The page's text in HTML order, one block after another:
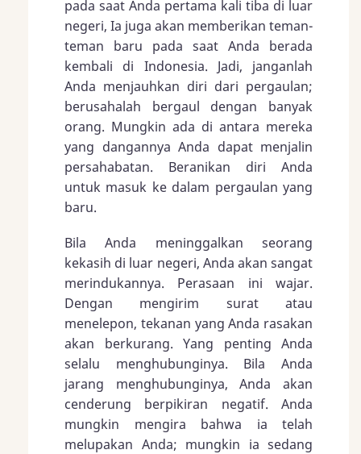
pada saat Anda pertama kali tiba di luar
negeri, Ia juga akan memberikan teman-
teman baru pada saat Anda berada
kembali di Indonesia. Jadi, janganlah
Anda menjauhkan diri dari pergaulan;
berusahalah bergaul dengan banyak
orang. Mungkin ada di antara mereka
yang dangannya Anda dapat menjalin
persahabatan. Beranikan diri Anda
untuk masuk ke dalam pergaulan yang
baru.
Bila Anda meninggalkan seorang
kekasih di luar negeri, Anda akan sangat
merindukannya. Perasaan ini wajar.
Dengan mengirim surat atau
menelepon, tekanan yang Anda rasakan
akan berkurang. Yang penting Anda
selalu menghubunginya. Bila Anda
jarang menghubunginya, Anda akan
cenderung berpikiran negatif. Anda
mungkin mengira bahwa ia telah
melupakan Anda; mungkin ia sedang